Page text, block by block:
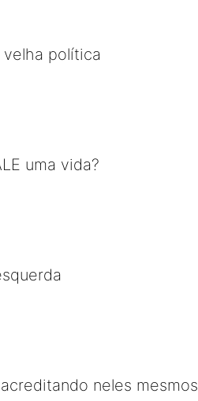
velha política
uma vida?
neles mesmos